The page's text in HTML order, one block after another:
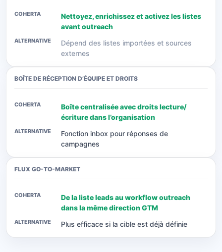
Nettoyez, enrichissez et activez les listes
avant outreach
Dépend des listes importées et sources
externes
BOÎTE DE RÉCEPTION D’ÉQUIPE ET DROITS
Boîte centralisée avec droits lecture/
écriture dans l’organisation
Fonction inbox pour réponses de
campagnes
FLUX GO-TO-MARKET
De la liste leads au workflow outreach
dans la même direction GTM
Plus efficace si la cible est déjà définie